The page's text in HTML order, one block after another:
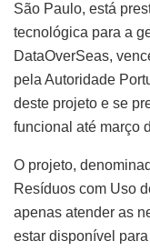
São Paulo, está
tecnológica para a
DataOverSeas,
pela Autoridade
deste projeto e se
funcional até março
O projeto,
Resíduos com Uso
apenas atender as
estar disponível